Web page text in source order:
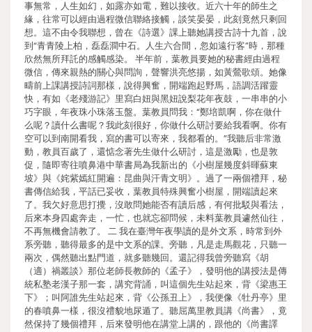
事無常，人生如幻，如露亦如電，難以接收。近六十年的師生之
緣，往常可以經由過程微信聯絡接觸，談笑晏晏，此刻竟然只剩回
想。這不由令我聯想，曾在《詩選》課上聽她講授古詩十九首，說
到“青青陵上柏，磊磊澗中石。人生六合間，忽如遠行客”時，那種
欣然無所拜託的感觸感染。 半年前，葉教員要她的秘書經由過程
微信，傳來親熱的關心與問詢，聲響洪亮悠揚，如黃鶯歌頌。她像
疇前上課講授詩詞那樣，說得興奮，開端跑起野馬，語調活躍靈
快，有如《老殘游記》里寫白妞與黑妞說梨花年夜鼓，一串串的小
巧字眼，年夜珠小珠落玉盤。葉教員問我：“鄭培凱啊，你在做什
么呢？讀什么書呢？我此刻很好，你做什么研討要給我看啊。你有
空可以到南開看我，寫的書可以寄來，我都看的。”我聽后非常激
動，教員百歲了，還惦念著先生做什么研討，這是激勵，也是敦
促，隨即寄往噴鼻港中華書局為我新出的《小樹屋幾度斜暉蘇東
坡》與《姹紫嫣紅開遍：昆曲與汗青文明》。過了一兩個禮拜，秘
書傳信給我，平話已妥收，葉教員特殊興奮小樹屋，開端讀起來
了。我欠好意思打攪，沒敢問她能否有讀后感，有何批駁與看法，
后來本身四處奔走，一忙，也就忘卻問候，未料葉教員遽然仙往，
不再無機會請教了。 二 我在臺灣年夜學讀的是外文系，時常到外
系旁聽，聽得最多的是中文系的課。旁聽，凡是走馬觀花，只聽一
兩次，偶然聽出點門道，就多聽幾回。還記得我曾旁聽寫《胡
（適）禍叢談》那位老師長教師的《孟子》，發明他的講授法是傳
統私塾老漢子那一套，講究背誦，叫這個先生站起來，背《梁惠王
下》；叫阿誰先生站起來，背《公孫丑上》，我便像《牡丹亭》里
的春噴鼻一樣，很沒禮貌地尿遁了。聽屈萬里教員講《尚書》，竟
然保持了幾個禮拜，后來發明他在講堂上講的，跟他的《尚書譯